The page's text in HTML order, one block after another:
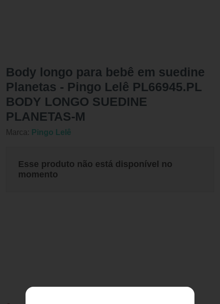
Body longo para bebê em suedine
Planetas - Pingo Lelê PL66945.PL
BODY LONGO SUEDINE
PLANETAS-M
Marca: Pingo Lelê
Esse produto não está disponível no
momento